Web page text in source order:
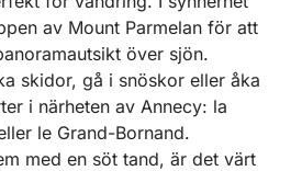
av Mount Parmelan för att
över sjön.
skidor, gå i snöskor eller åka
i närheten av Annecy: la
le Grand-Bornand.
med en söt tand, är det värt